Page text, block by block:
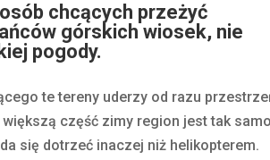
chcących przeżyć
górskich wiosek, nie
pogody.
te tereny uderzy od razu
część zimy region jest tak samo
się dotrzeć inaczej niż helikopterem.